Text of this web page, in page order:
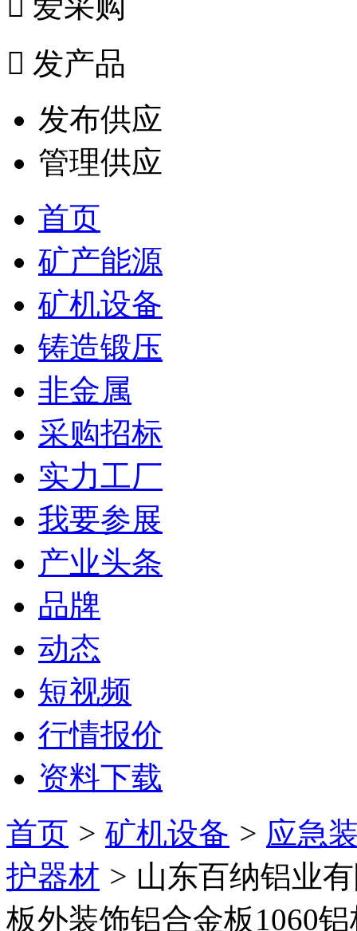
 发产品
发布供应
管理供应
首页
矿产能源
矿机设备
铸造锻压
非金属
采购招标
实力工厂
我要参展
产业头条
品牌
动态
短视频
行情报价
资料下载
首页 > 矿机设备 > 应急
护器材 > 山东百纳铝业
板外装饰铝合金板1060